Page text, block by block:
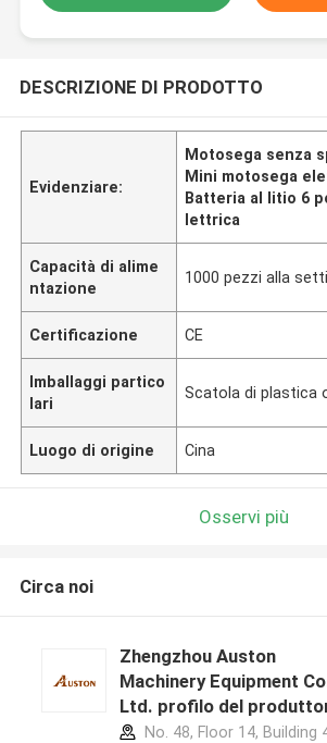
DESCRIZIONE DI PRODOTTO
Evidenziare:
Motosega senza
Mini motosega
Batteria al litio 6
lettrica
Capacità di alime
ntazione
1000 pezzi alla
Certificazione CE
Imballaggi partico
lari
Scatola di plastica
Luogo di origine Cina
Osservi più
Circa noi
Zhengzhou Auston
Machinery Equipment
Ltd. profilo del
No. 48, Floor 14, Building